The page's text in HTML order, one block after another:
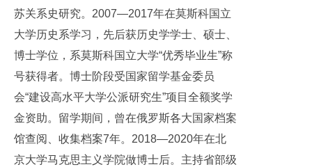
苏关系史研究。2007—2017年在莫斯科国立
大学历史系学习，先后获历史学学士、硕士、
博士学位，系莫斯科国立大学“优秀毕业生”称
号获得者。博士阶段受国家留学基金委员
会“建设高水平大学公派研究生”项目全额奖学
金资助。留学期间，曾在俄罗斯各大国家档案
馆查阅、收集档案7年。2018—2020年在北
京大学马克思主义学院做博士后。主持省部级